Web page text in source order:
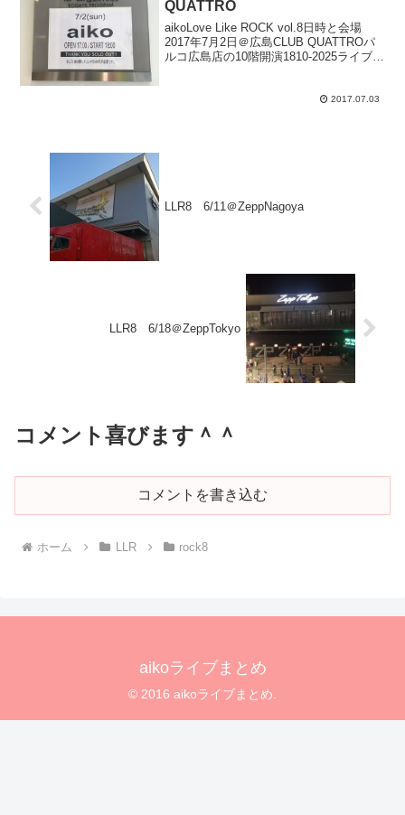
QUATTRO
aikoLove Like ROCK vol.8日時と会場
2017年7月2日＠広島CLUB QUATTROパ
ルコ広島店の10階開演1810-2025ライブハ
2017.07.03
LLR8 6/11＠ZeppNagoya
LLR8 6/18＠ZeppTokyo
コメント喜びます＾＾
コメントを書き込む
ホーム LLR rock8
aikoライブまとめ
© 2016 aikoライブまとめ.